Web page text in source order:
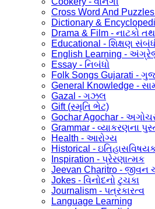
Cross Word And
Dictionary &
Drama & Film - નાટકો
Educational - શિક્ષણ
English Learning -
Essay - નિબંધો
Folk Songs Gujarati -
General Knowledge -
Gazal - ગઝલ
Gift (સ્મૃતિ ભેટ)
Gochar Agochar -
Grammar - વ્યાકરણના
Health - આરોગ્ય
Historical -
Inspiration - પ્રેરણાત્મક
Jeevan Charitro - જીવન
Jokes - વિનોદનો ટુચકા
Journalism - પત્રકારત્વ
Language Learning